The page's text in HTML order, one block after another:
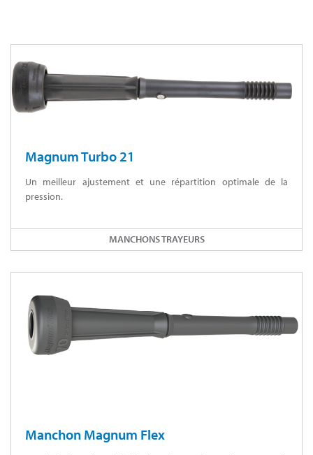
Magnum Turbo 21
Un meilleur ajustement et une répartition optimale de la
pression.
MANCHONS TRAYEURS
Manchon Magnum Flex